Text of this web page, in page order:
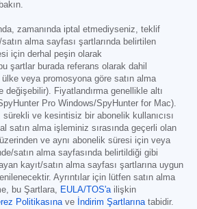
zamanında iptal etmediyseniz, teklif
alma sayfası şartlarında belirtilen
için derhal peşin olarak
şartlar burada referans olarak dahil
veya promosyona göre satın alma
değişebilir). Fiyatlandırma genellikle altı
Pro Windows/SpyHunter for Mac).
sürekli ve kesintisiz bir abonelik kullanıcısı
satın alma işleminiz sırasında geçerli olan
ve aynı abonelik süresi için veya
satın alma sayfasında belirtildiği gibi
kayıt/satın alma sayfası şartlarına uygun
Ayrıntılar için lütfen satın alma
bu Şartlara, EULA/TOS'ailişkin
Politikasınave İndirim Şartlarınatabidir.